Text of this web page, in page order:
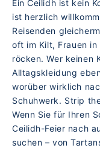
Ein Ceilidh ist kein
ist herzlich
Reisenden
oft im Kilt, Frauen
röcken. Wer keinen
Alltagskleidung
worüber wirklich
Schuhwerk. Strip
Wenn Sie für Ihren
Ceilidh-Feier nach
suchen – von